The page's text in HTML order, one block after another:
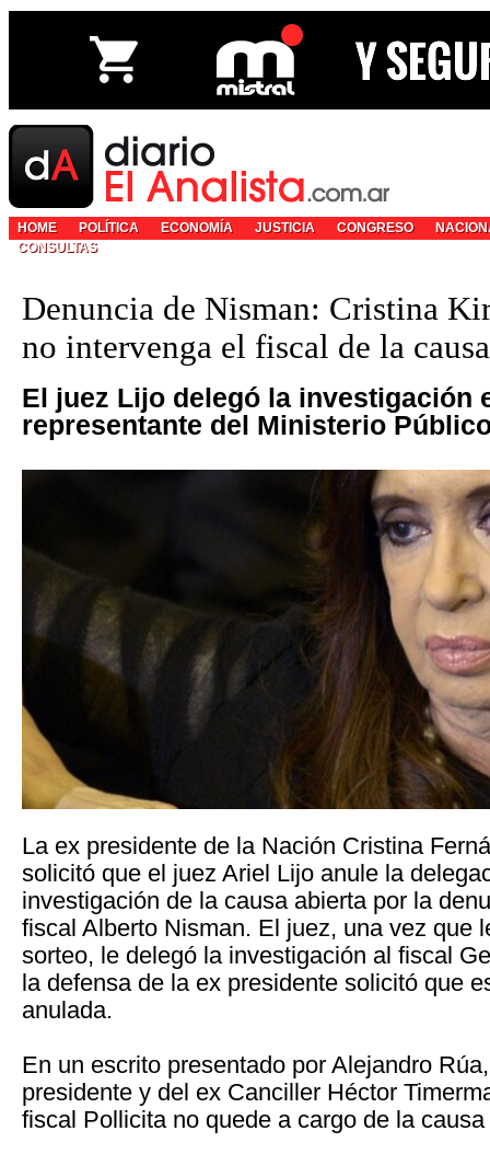
HOME POLÍTICA ECONOMÍA JUSTICIA CONGRESO
CONSULTAS
Denuncia de Nisman: Cristina
no intervenga el fiscal de la causa
El juez Lijo delegó la investigación
representante del Ministerio
La ex presidente de la Nación Cristina
solicitó que el juez Ariel Lijo anule la
investigación de la causa abierta por la
fiscal Alberto Nisman. El juez, una vez que
sorteo, le delegó la investigación al fiscal
la defensa de la ex presidente solicitó que
anulada.
En un escrito presentado por Alejandro
presidente y del ex Canciller Héctor
fiscal Pollicita no quede a cargo de la